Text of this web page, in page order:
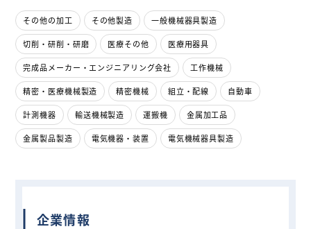
その他の加工 その他製造 一般機械器具製造
切削・研削・研磨 医療その他 医療用器具
完成品メーカー・エンジニアリング会社 工作機械
精密・医療機械製造 精密機械 組立・配線 自動車
計測機器 輸送機械製造 運搬機 金属加工品
金属製品製造 電気機器・装置 電気機械器具製造
企業情報